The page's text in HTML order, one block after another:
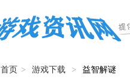
首页 > 游戏下载 > 益智解谜